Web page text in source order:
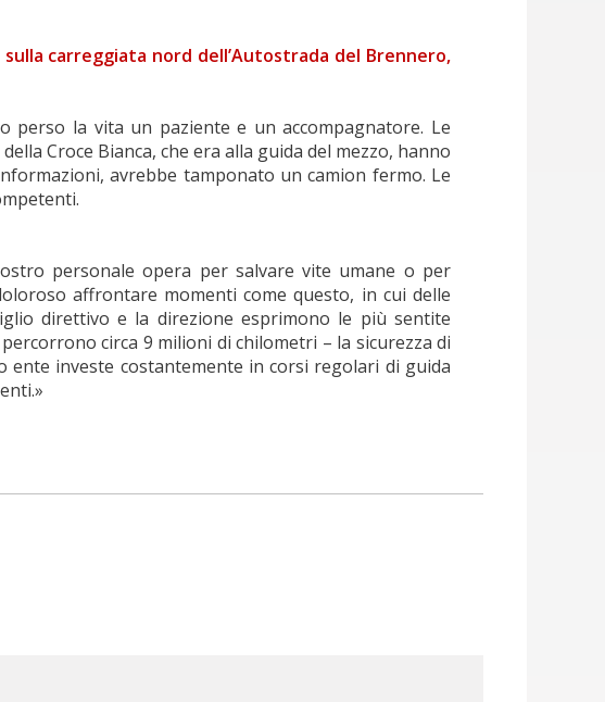
carreggiata nord dell’Autostrada del Brennero,
perso la vita un paziente e un accompagnatore. Le
Croce Bianca, che era alla guida del mezzo, hanno
avrebbe tamponato un camion fermo. Le
personale opera per salvare vite umane o per
affrontare momenti come questo, in cui delle
direttivo e la direzione esprimono le più sentite
circa 9 milioni di chilometri – la sicurezza di
investe costantemente in corsi regolari di guida